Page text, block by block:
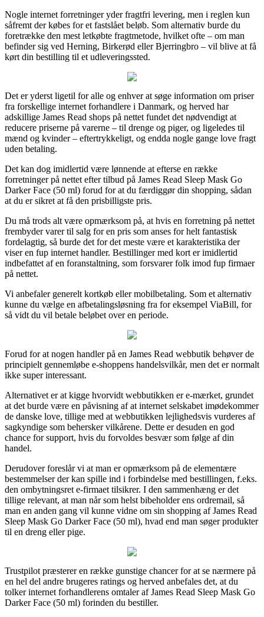
Nogle internet forretninger yder fragtfri levering, men i reglen kun
såfremt der købes for et fastslået beløb. Som alternativ burde du
foretrække den mest letkøbte fragtmetode, hvilket ofte – om man
befinder sig ved Herning, Birkerød eller Bjerringbro – vil blive at få
kørt din bestilling til et udleveringssted.
Det er yderst ligetil for alle og enhver at søge information om priser
fra forskellige internet forhandlere i Danmark, og herved har
adskillige James Read shops på nettet fundet det nødvendigt at
reducere priserne på varerne – til drenge og piger, og ligeledes til
mænd og kvinder – eftertrykkeligt, og endda nogle gange love fragt
uden betaling.
Det kan dog imidlertid være lønnende at efterse en række
forretninger på nettet efter tilbud på James Read Sleep Mask Go
Darker Face (50 ml) forud for at du færdiggør din shopping, sådan
at du er sikret at få den prisbilligste pris.
Du må trods alt være opmærksom på, at hvis en forretning på nettet
frembyder varer til salg for en pris som anses for helt fantastisk
fordelagtig, så burde det for det meste være et karakteristika der
viser en fup internet handler. Bestillinger med kort er imidlertid
indbefattet af en foranstaltning, som forsvarer folk imod fup firmaer
på nettet.
Vi anbefaler generelt kortkøb eller mobilbetaling. Som et alternativ
kunne du vælge en afbetalingsløsning fra for eksempel ViaBill, for
så vidt du vil betale beløbet over en periode.
Forud for at nogen handler på en James Read webbutik behøver de
principielt gennemløbe e-shoppens handelsvilkår, men det er normalt
ikke super interessant.
Alternativet er at kigge hvorvidt webbutikken er e-mærket, grundet
at det burde være en påvisning af at internet selskabet imødekommer
de danske love, tillige med at webbutikken lejlighedsvis vurderes af
sagkyndige som behersker vilkårene. Dette er desuden en god
chance for support, hvis du forvoldes besvær som følge af din
handel.
Derudover foreslår vi at man er opmærksom på de elementære
bestemmelser der kan spille ind i forbindelse med bestillingen, f.eks.
den ombytningsret e-firmaet tilsikrer. I den sammenhæng er det
tillige relevant, at man når som helst bibeholder ens ordremail, så
man en anden gang vil kunne vidne om sin shopping af James Read
Sleep Mask Go Darker Face (50 ml), hvad end man søger produkter
til en dreng eller pige.
Trustpilot præsterer en række gunstige chancer for at se nærmere på
en hel del andre brugeres ratings og herved anbefales det, at du
tolker internet forhandlerens omtaler af James Read Sleep Mask Go
Darker Face (50 ml) forinden du bestiller.